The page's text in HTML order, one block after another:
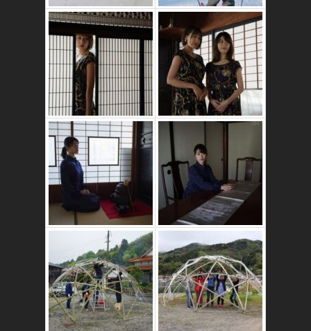
かたゑ庵築100年
の古民家